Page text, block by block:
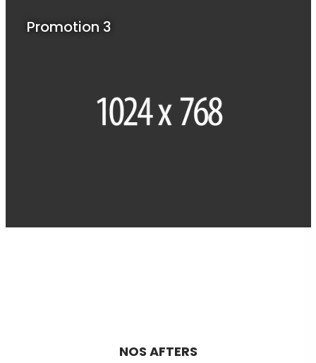
Promotion 3
NOS AFTERS